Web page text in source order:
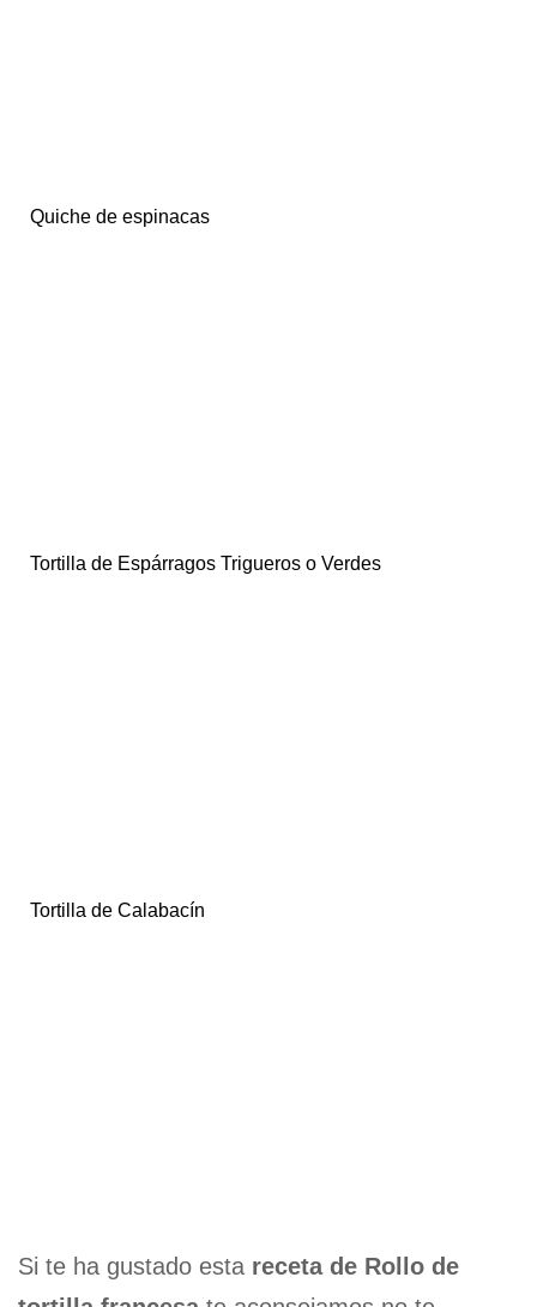
Quiche de espinacas
Tortilla de Espárragos Trigueros o Verdes
Tortilla de Calabacín
Si te ha gustado esta receta de Rollo de